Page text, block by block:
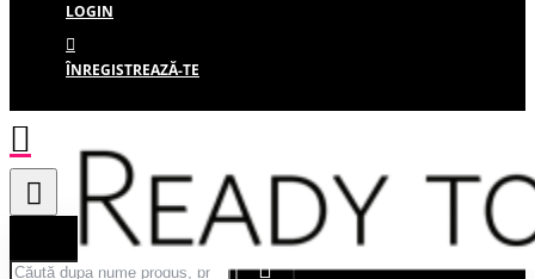
LOGIN
ÎNREGISTREAZĂ-TE
Căută după nume produs, brand...